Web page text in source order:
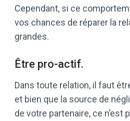
Cependant, si ce
vos chances de réparer la
grandes.
Être pro-actif.
Dans toute relation, il faut
et bien que la source de
de votre partenaire, ce n’est